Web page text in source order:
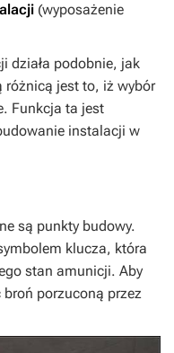
(wyposażenie
działa podobnie, jak
różnicą jest to, iż wybór
Funkcja ta jest
instalacji w
są punkty budowy.
klucza, która
stan amunicji. Aby
porzuconą przez